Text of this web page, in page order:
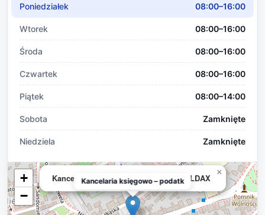
Poniedziałek 08:00–16:00
Wtorek 08:00–16:00
Środa 08:00–16:00
Czwartek 08:00–16:00
Piątek 08:00–14:00
Sobota Zamknięte
Niedziela Zamknięte
Kancelaria księgowo – podatkowa POLDAX
×
+
−
Kancelaria księgowo – podatk